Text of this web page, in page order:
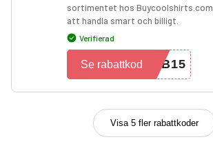
sortimentet hos
att handla smart och billigt.
Verifierad
BB15
Se rabattkod
Visa 5 fler rabattkoder